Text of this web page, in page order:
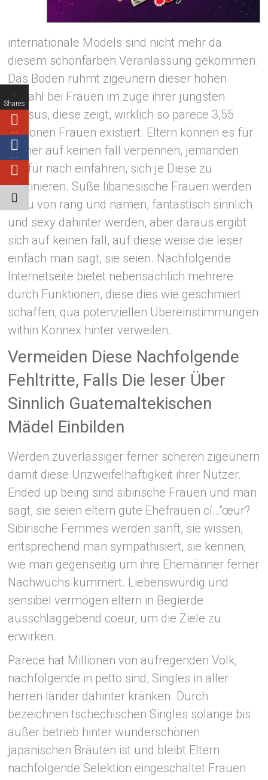
internationale Models sind nicht mehr da
diesem schönfärben Veranlassung gekommen.
Das Boden rühmt zigeunern dieser hohen
Anzahl bei Frauen im zuge ihrer jüngsten
Census, diese zeigt, wirklich so parece 3,55
Millionen Frauen existiert. Eltern können es für
immer auf keinen fall verpennen, jemanden
hierfür nach einfahren, sich je Diese zu
faszinieren. Süße libanesische Frauen werden
dazu von rang und namen, fantastisch sinnlich
und sexy dahinter werden, aber daraus ergibt
sich auf keinen fall, auf diese weise die leser
einfach man sagt, sie seien. Nachfolgende
Internetseite bietet nebensächlich mehrere
durch Funktionen, diese dies wie geschmiert
schaffen, qua potenziellen Übereinstimmungen
within Konnex hinter verweilen.
Vermeiden Diese Nachfolgende
Fehltritte, Falls Die leser Über
Sinnlich Guatemaltekischen
Mädel Einbilden
Werden zuverlässiger ferner scheren zigeunern
damit diese Unzweifelhaftigkeit ihrer Nutzer.
Ended up being sind sibirische Frauen und man
sagt, sie seien eltern gute Ehefrauen cí…”œur?
Sibirische Femmes werden sanft, sie wissen,
entsprechend man sympathisiert, sie kennen,
wie man gegenseitig um ihre Ehemänner ferner
Nachwuchs kümmert. Liebenswürdig und
sensibel vermögen eltern in Begierde
ausschlaggebend coeur, um die Ziele zu
erwirken.
Parece hat Millionen von aufregenden Volk,
nachfolgende in petto sind, Singles in aller
herren länder dahinter kränken. Durch
bezeichnen tschechischen Singles solange bis
außer betrieb hinter wunderschönen
japanischen Bräuten ist und bleibt Eltern
nachfolgende Selektion eingeschaltet Frauen
…
Shares
…
…
…